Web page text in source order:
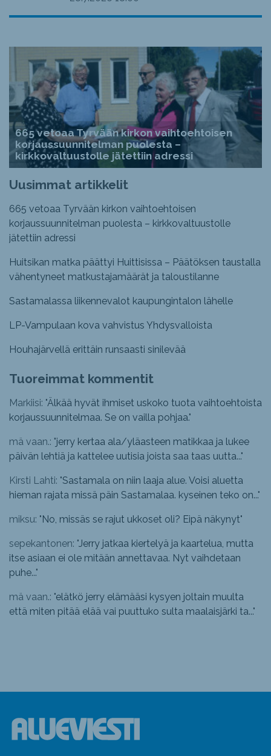
665 vetoaa Tyrvään kirkon vaihtoehtoisen
korjaussuunnitelman puolesta –
kirkkovaltuustolle jätettiin adressi
Uusimmat artikkelit
665 vetoaa Tyrvään kirkon vaihtoehtoisen
korjaussuunnitelman puolesta – kirkkovaltuustolle
jätettiin adressi
Huitsikan matka päättyi Huittisissa – Päätöksen taustalla
vähentyneet matkustajamäärät ja taloustilanne
Sastamalassa liikennevalot kaupungintalon lähelle
LP-Vampulaan kova vahvistus Yhdysvalloista
Houhajärvellä erittäin runsaasti sinilevää
Tuoreimmat kommentit
Markiisi: "Älkää hyvät ihmiset uskoko tuota vaihtoehtoista
korjaussuunnitelmaa. Se on vailla pohjaa."
mä vaan.: "jerry kertaa ala/yläasteen matikkaa ja lukee
päivän lehtiä ja kattelee uutisia joista saa taas uutta..."
Kirsti Lahti: "Sastamala on niin laaja alue. Voisi aluetta
hieman rajata missä päin Sastamalaa. kyseinen teko on..."
miksu: "No, missäs se rajut ukkoset oli? Eipä näkynyt"
sepekantonen: "Jerry jatkaa kiertelyä ja kaartelua, mutta
itse asiaan ei ole mitään annettavaa. Nyt vaihdetaan
puhe..."
mä vaan.: "elätkö jerry elämääsi kysyen joltain muulta
että miten pitää elää vai puuttuko sulta maalaisjärki ta..."